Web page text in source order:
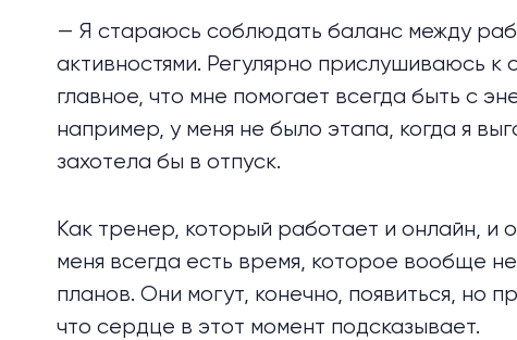
— Я стараюсь соблюдать баланс между
активностями. Регулярно прислушиваюсь
главное, что мне помогает всегда быть с
например, у меня не было этапа, когда я
захотела бы в отпуск.
Как тренер, который работает и онлайн, и
меня всегда есть время, которое вообще
планов. Они могут, конечно, появиться, но
что сердце в этот момент подсказывает.